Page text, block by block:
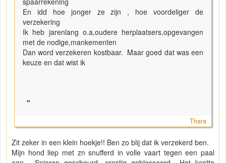
En idd hoe jonger ze zijn , hoe voordeliger de
verzekering
Ik heb jarenlang o.a,oudere herplaatsers,opgevangen
met de nodige,mankementen
Dan word verzekeren kostbaar. Maar goed dat was een
keuze en dat wist ik
"
Thara
Zit zeker in een klein hoekje!! Ben zo blij dat ik verzekerd ben.
Mijn hond liep met zn snufferd in volle vaart tegen een paal